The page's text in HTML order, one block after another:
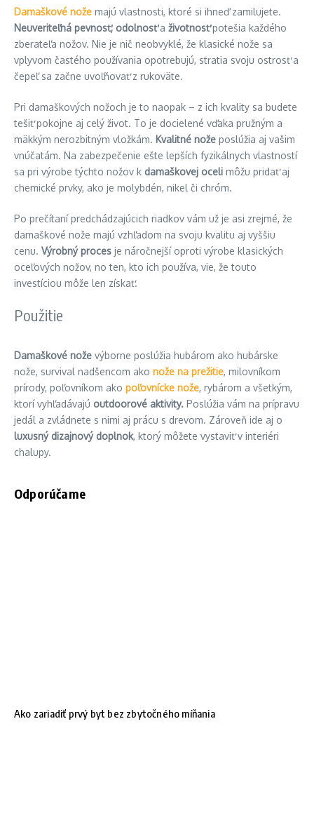
Damaškové nože majú vlastnosti, ktoré si ihneď zamilujete.
Neuveriteľná pevnosť, odolnosťa životnosťpotešia každého
zberateľa nožov. Nie je nič neobvyklé, že klasické nože sa
vplyvom častého používania opotrebujú, stratia svoju ostrosť a
čepeľ sa začne uvoľňovať z rukoväte.
Pri damaškových nožoch je to naopak – z ich kvality sa budete
tešiť pokojne aj celý život. To je docielené vďaka pružným a
mäkkým nerozbitným vložkám. Kvalitné nože poslúžia aj vašim
vnúčatám. Na zabezpečenie ešte lepších fyzikálnych vlastností
sa pri výrobe týchto nožov k damaškovej oceli môžu pridať aj
chemické prvky, ako je molybdén, nikel či chróm.
Po prečítaní predchádzajúcich riadkov vám už je asi zrejmé, že
damaškové nože majú vzhľadom na svoju kvalitu aj vyššiu
cenu. Výrobný proces je náročnejší oproti výrobe klasických
oceľových nožov, no ten, kto ich používa, vie, že touto
investíciou môže len získať.
Použitie
Damaškové nože výborne poslúžia hubárom ako hubárske
nože, survival nadšencom ako nože na prežitie, milovníkom
prírody, poľovníkom ako poľovnícke nože, rybárom a všetkým,
ktorí vyhľadávajú outdoorové aktivity. Poslúžia vám na prípravu
jedál a zvládnete s nimi aj prácu s drevom. Zároveň ide aj o
luxusný dizajnový doplnok, ktorý môžete vystaviť v interiéri
chalupy.
Odporúčame
Ako zariadiť prvý byt bez zbytočného míňania